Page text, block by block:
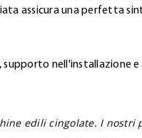
assicura una perfetta
nell'installazione
edili cingolate. I nostri